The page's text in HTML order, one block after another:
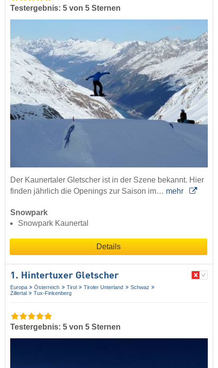
Testergebnis: 5 von 5 Sternen
Der Kaunertaler Gletscher ist in der Szene bekannt. Hier
finden jährlich die Openings zur Saison im… mehr
Snowpark
Snowpark Kaunertal
Details
1. Hintertuxer Gletscher
Europa Österreich Tirol Tiroler Unterland
Schwaz
Zillertal
Tux-Finkenberg
Testergebnis: 5 von 5 Sternen